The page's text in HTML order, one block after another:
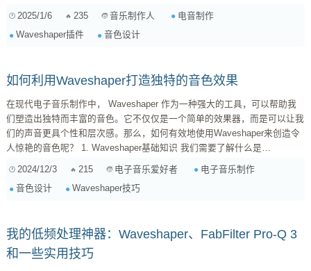
件，允许制作人通过改变音频波形的形状来创造出独特的音色。它通常用于
增加音色的丰富性与深度，通过对信号的压缩、失真等手段，让声音更加饱
2025/1/6 235 音乐制作人
电音制作
Waveshaper插件
音色设计
如何利用Waveshaper打造独特的音色效果
在现代电子音乐制作中， Waveshaper 作为一种强大的工具，可以帮助我
们塑造出独特而丰富的音色。它不仅仅是一个简单的效果器，而是可以让我
们的声音更具个性和层次感。那么，如何有效地使用Waveshaper来创造令
人惊艳的音色呢？ 1. Waveshaper基础知识 我们需要了解什么是
常见的应用包括削减失真、添加和谐等。 波形畸变 ：通过调整输入信号，
使其超出一定阈值，从而产生失真效果。...
2024/12/3 215 电子音乐爱好者
电子音乐制作
音色设计
Waveshaper技巧
我的低频处理神器：Waveshaper、FabFilter Pro-Q 3
和一些实用技巧